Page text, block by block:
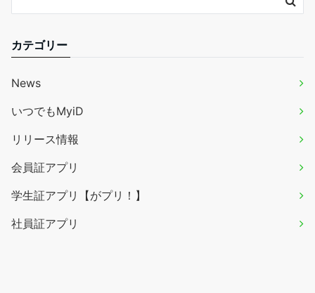
カテゴリー
News
いつでもMyiD
リリース情報
会員証アプリ
学生証アプリ【がプリ！】
社員証アプリ